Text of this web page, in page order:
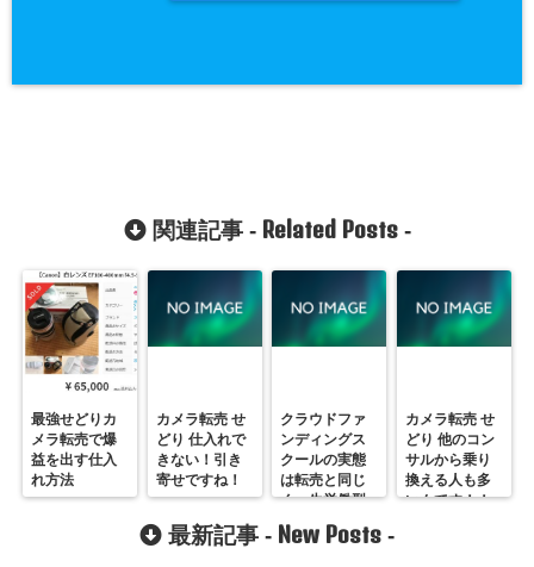
関連記事 - Related Posts-
最強せどりカ
メラ転売で爆
益を出す仕入
れ方法
カメラ転売 せ
どり 仕入れで
きない！引き
寄せですね！
クラウドファ
ンディングス
クールの実態
は転売と同じ
く一生労働型
カメラ転売 せ
どり 他のコン
サルから乗り
換える人も多
いんです！！
最新記事 - New Posts -